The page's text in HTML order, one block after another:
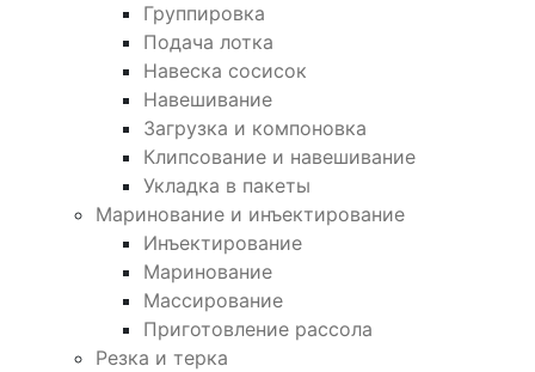
Группировка
Подача лотка
Навеска сосисок
Навешивание
Загрузка и компоновка
Клипсование и навешивание
Укладка в пакеты
Маринование и инъектирование
Инъектирование
Маринование
Массирование
Приготовление рассола
Резка и терка